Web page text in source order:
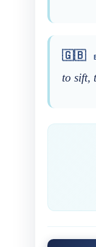
🇬🇧
to sift,